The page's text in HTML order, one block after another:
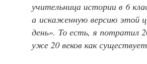
учительница истории в 6
а искаженную версию этой
день». То есть, я потратил
уже 20 веков как